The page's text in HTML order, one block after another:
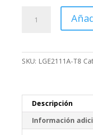
42LS3400,
50PA4500
cantidad
SKU: LGE2111A-T8
Descripción
Información